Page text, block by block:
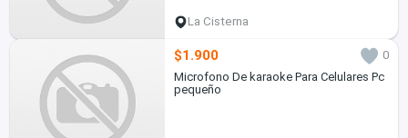
La Cisterna
$1.900
0
Microfono De karaoke Para Celulares Pc
pequeño